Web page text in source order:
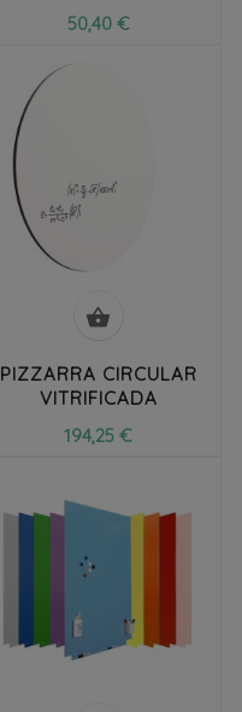
50,40 €

PIZZARRA CIRCULAR
VITRIFICADA
194,25 €